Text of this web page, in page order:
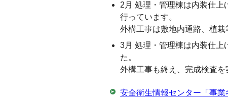
2月 処理・管理棟は内装仕
行っています。
外構工事は敷地内通路、植栽
3月 処理・管理棟は内装仕上
た。
外構工事も終え、完成検査を
安全衛生情報センター「事